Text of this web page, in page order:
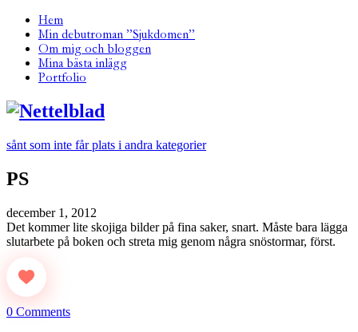
Hem
Min debutroman ”Sjukdomen”
Om mig och bloggen
Mina bästa inlägg
Portfolio
sånt som inte får plats i andra kategorier
PS
december 1, 2012
Det kommer lite skojiga bilder på fina saker, snart. Måste bara lägga
slutarbete på boken och streta mig genom några snöstormar, först.
0 Comments